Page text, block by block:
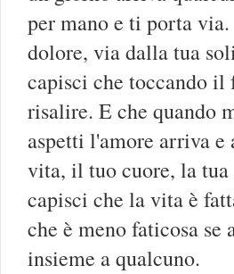
per mano e ti porta
dolore, via dalla tua
capisci che toccando il
risalire. E che quando
aspetti l'amore arriva e
vita, il tuo cuore, la
capisci che la vita è
che è meno faticosa se
insieme a qualcuno.